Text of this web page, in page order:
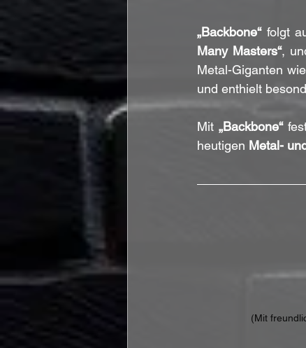
„Backbone“ folgt
Many Masters“,
Metal-Giganten wie
und enthielt
Mit „Backbone“
heutigen Metal-
(Mit